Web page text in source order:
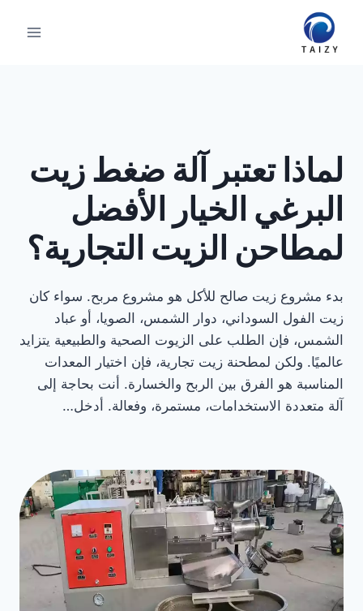
التجاوز
المحتوى
لماذا تعتبر آلة ضغط زيت
البرغي الخيار الأفضل
لمطاحن الزيت التجارية؟
بدء مشروع زيت صالح للأكل هو مشروع مربح. سواء كان
زيت الفول السوداني، دوار الشمس، الصويا، أو عباد
الشمس، فإن الطلب على الزيوت الصحية والطبيعية يتزايد
عالميًا. ولكن لمطحنة زيت تجارية، فإن اختيار المعدات
المناسبة هو الفرق بين الربح والخسارة. أنت بحاجة إلى
آلة متعددة الاستخدامات، مستمرة، وفعالة. أدخل…